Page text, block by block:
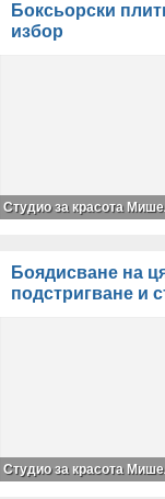
Боксьорски
избор
Студио за красота
Боядисване на
подстригване и
Студио за красота